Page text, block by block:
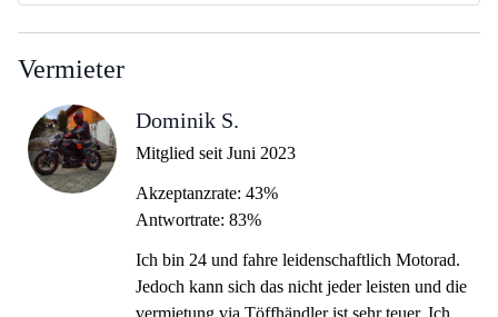
Vermieter
Dominik S.
Mitglied seit Juni 2023
Akzeptanzrate: 43%
Antwortrate: 83%
Ich bin 24 und fahre leidenschaftlich Motorad.
Jedoch kann sich das nicht jeder leisten und die